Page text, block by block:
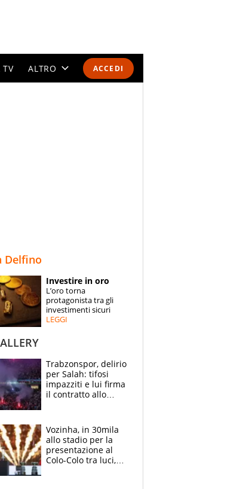
ACCEDI
TV ALTRO
SPECIALI
ESPERTI
Delfino
Investire in oro
L’oro torna
protagonista tra gli
investimenti sicuri
LEGGI
Trabzonspor, delirio
per Salah: tifosi
impazziti e lui firma
il contratto allo
Vozinha, in 30mila
allo stadio per la
presentazione al
Colo-Colo tra luci,